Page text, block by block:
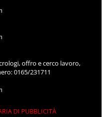
offro e cerco lavoro,
0165/231711
DI PUBBLICITÀ